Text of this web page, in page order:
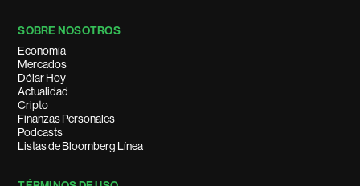
SOBRE NOSOTROS
Economía
Mercados
Dólar Hoy
Actualidad
Cripto
Finanzas Personales
Podcasts
Listas de Bloomberg Línea